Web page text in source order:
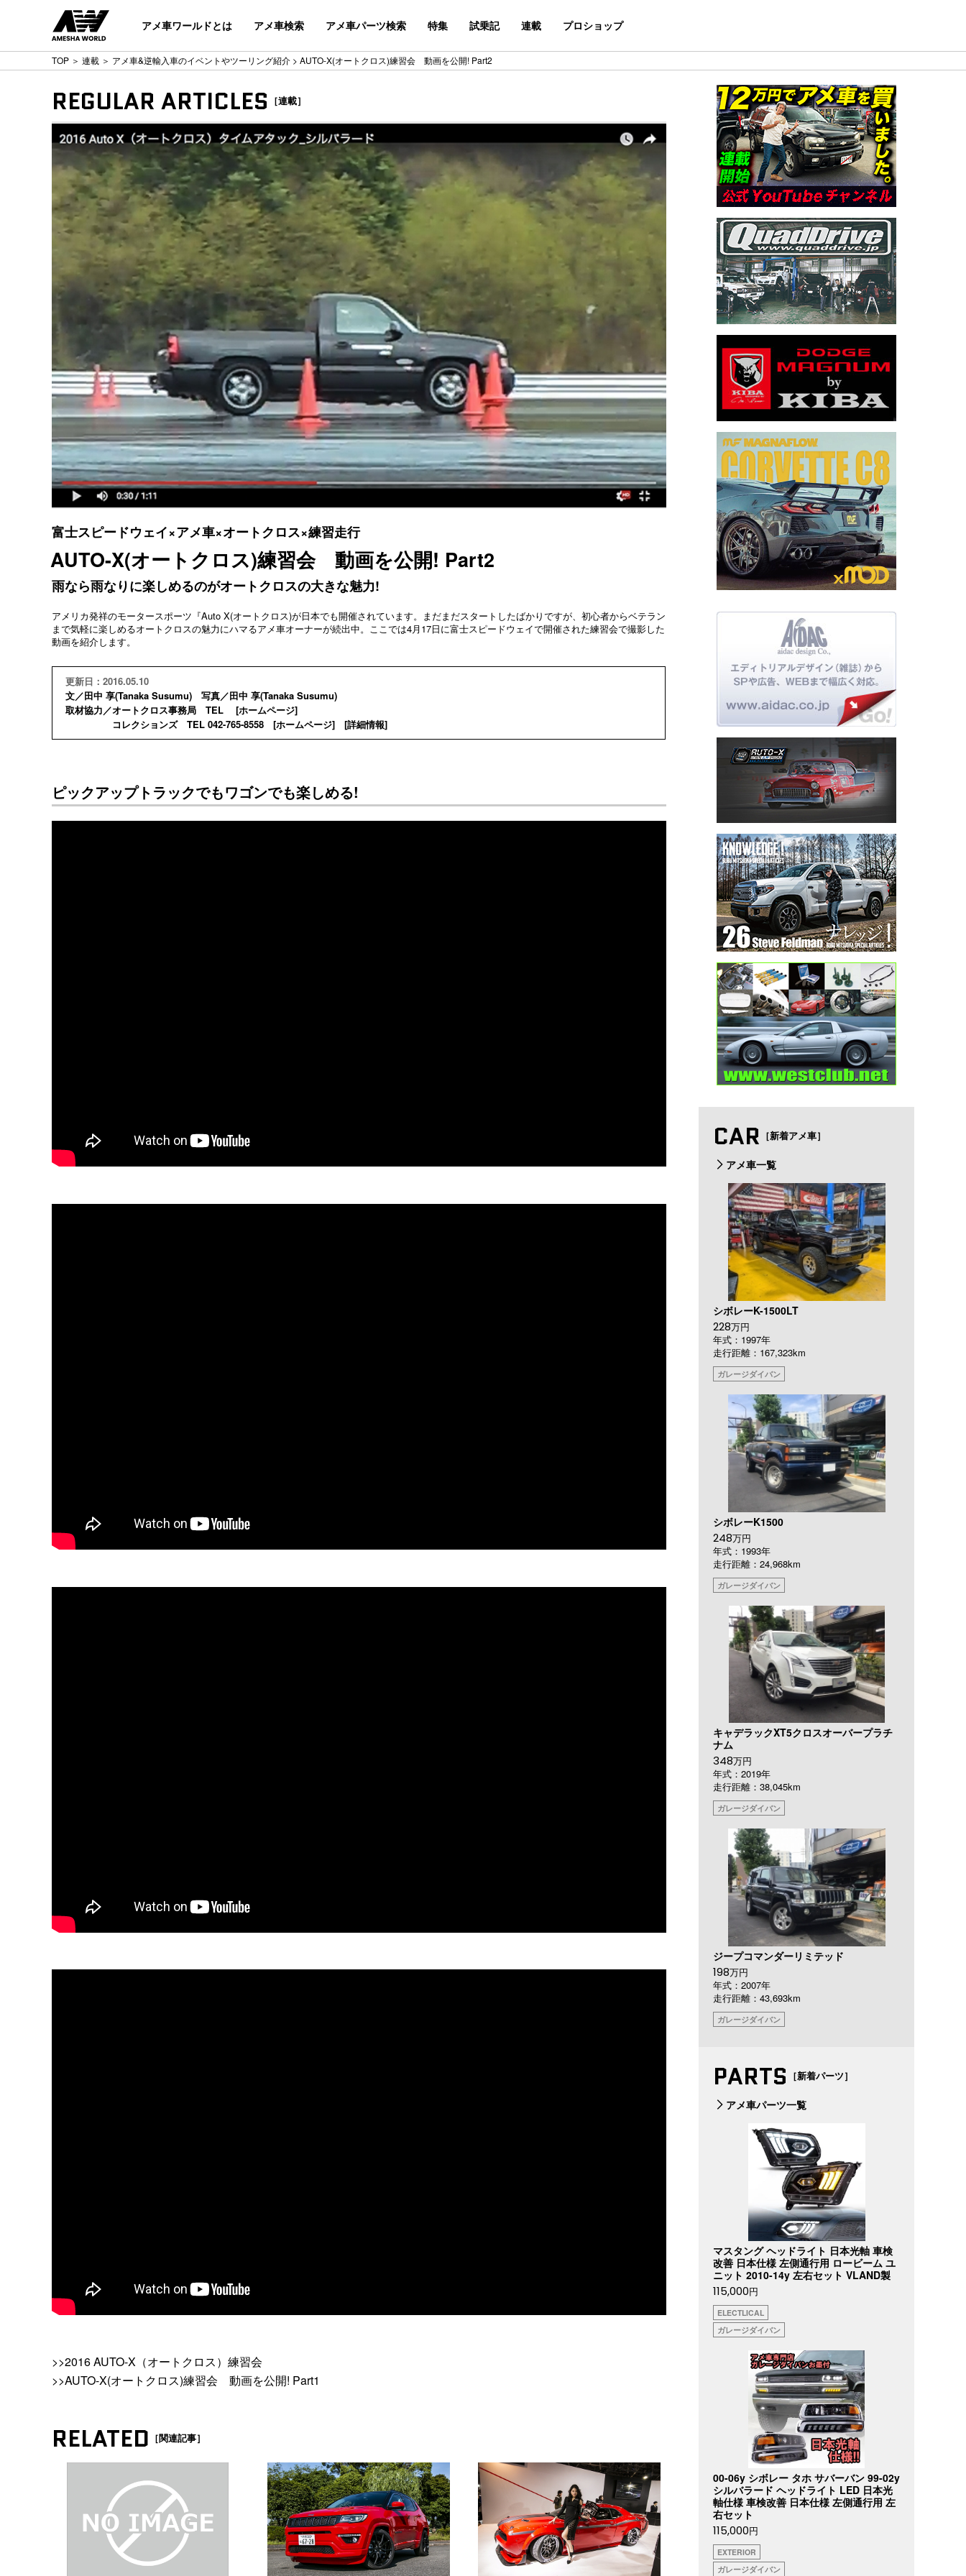
アメ車ワールドとは アメ車検索 アメ車パーツ検索 特集 試乗記 連載 プロショップ
TOP ＞ 連載 ＞ アメ車&逆輸入車のイベントやツーリング紹介 > AUTO-X(オートクロス)練習会 動画を公開! Part2
REGULAR ARTICLES ［連載］
富士スピードウェイ×アメ車×オートクロス×練習走行
AUTO-X(オートクロス)練習会 動画を公開! Part2
雨なら雨なりに楽しめるのがオートクロスの大きな魅力!
アメリカ発祥のモータースポーツ『Auto X(オートクロス)が日本でも開催されています。まだまだスタートしたばかりですが、初心者からベテラン
まで気軽に楽しめるオートクロスの魅力にハマるアメ車オーナーが続出中。ここでは4月17日に富士スピードウェイで開催された練習会で撮影した
動画を紹介します。
更新日：2016.05.10
文／田中 享(Tanaka Susumu) 写真／田中 享(Tanaka Susumu)
取材協力／オートクロス事務局 TEL [ホームページ]
コレクションズ TEL 042-765-8558 [ホームページ] [詳細情報]
ピックアップトラックでもワゴンでも楽しめる!
>>2016 AUTO-X（オートクロス）練習会
>>AUTO-X(オートクロス)練習会 動画を公開! Part1
RELATED ［関連記事］
CAR ［新着アメ車］
アメ車一覧
シボレーK-1500LT
228万円
年式：1997年
走行距離：167,323km
ガレージダイバン
シボレーK1500
248万円
年式：1993年
走行距離：24,968km
ガレージダイバン
キャデラックXT5クロスオーバープラチ
ナム
348万円
年式：2019年
走行距離：38,045km
ガレージダイバン
ジープコマンダーリミテッド
198万円
年式：2007年
走行距離：43,693km
ガレージダイバン
PARTS ［新着パーツ］
アメ車パーツ一覧
マスタング ヘッドライト 日本光軸 車検
改善 日本仕様 左側通行用 ロービーム ユ
ニット 2010-14y 左右セット VLAND製
115,000円
ELECTLICAL
ガレージダイバン
00-06y シボレー タホ サバーバン 99-02y
シルバラード ヘッドライト LED 日本光
軸仕様 車検改善 日本仕様 左側通行用 左
右セット
115,000円
EXTERIOR
ガレージダイバン